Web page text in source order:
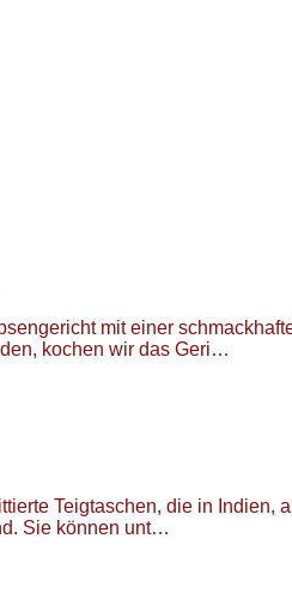
mit einer
kochen wir das Geri…
Teigtaschen, die in Indien,
Sie können unt…